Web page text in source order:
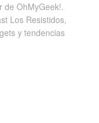
de OhMyGeek!.
Los Resistidos,
y tendencias